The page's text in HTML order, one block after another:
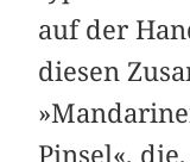
auf der
diesen
Pinsel«,